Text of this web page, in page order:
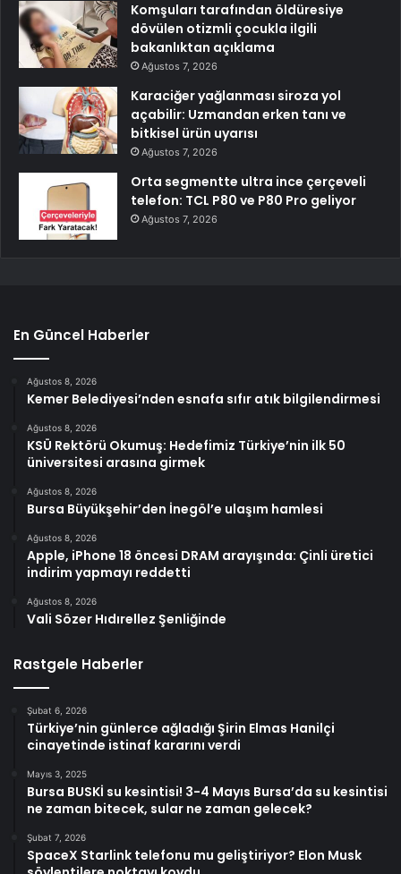
Komşuları tarafından öldüresiye
dövülen otizmli çocukla ilgili
bakanlıktan açıklama
Ağustos 7, 2026
Karaciğer yağlanması siroza yol
açabilir: Uzmandan erken tanı ve
bitkisel ürün uyarısı
Ağustos 7, 2026
Orta segmentte ultra ince çerçeveli
telefon: TCL P80 ve P80 Pro geliyor
Ağustos 7, 2026
En Güncel Haberler
Ağustos 8, 2026
Kemer Belediyesi’nden esnafa sıfır atık bilgilendirmesi
Ağustos 8, 2026
KSÜ Rektörü Okumuş: Hedefimiz Türkiye’nin ilk 50
üniversitesi arasına girmek
Ağustos 8, 2026
Bursa Büyükşehir’den İnegöl’e ulaşım hamlesi
Ağustos 8, 2026
Apple, iPhone 18 öncesi DRAM arayışında: Çinli üretici
indirim yapmayı reddetti
Ağustos 8, 2026
Vali Sözer Hıdırellez Şenliğinde
Rastgele Haberler
Şubat 6, 2026
Türkiye’nin günlerce ağladığı Şirin Elmas Hanilçi
cinayetinde istinaf kararını verdi
Mayıs 3, 2025
Bursa BUSKİ su kesintisi! 3-4 Mayıs Bursa’da su kesintisi
ne zaman bitecek, sular ne zaman gelecek?
Şubat 7, 2026
SpaceX Starlink telefonu mu geliştiriyor? Elon Musk